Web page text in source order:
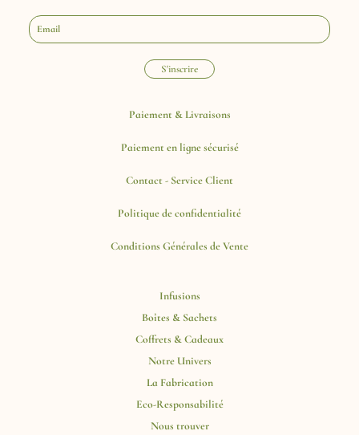
E
-
S'inscrire
Paiement & Livraisons
Paiement en ligne sécurisé
Contact - Service Client
Politique de confidentialité
Conditions Générales de Vente
Infusions
Boîtes & Sachets
Coffrets & Cadeaux
Notre Univers
La Fabrication
Eco-Responsabilité
Nous trouver